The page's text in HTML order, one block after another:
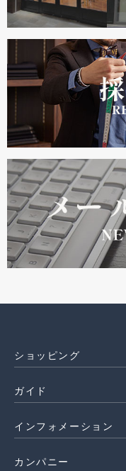
ショッピング
ガイド
インフォメーション
カンパニー